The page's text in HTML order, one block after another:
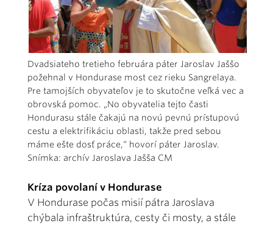
Dvadsiateho tretieho februára páter Jaroslav Jaššo
požehnal v Hondurase most cez rieku Sangrelaya.
Pre tamojších obyvateľov je to skutočne veľká vec a
obrovská pomoc. „No obyvatelia tejto časti
Hondurasu stále čakajú na novú pevnú prístupovú
cestu a elektrifikáciu oblasti, takže pred sebou
máme ešte dosť práce,“ hovorí páter Jaroslav.
Snímka: archív Jaroslava Jašša CM
Kríza povolaní v Hondurase
V Hondurase počas misií pátra Jaroslava
chýbala infraštruktúra, cesty či mosty, a stále